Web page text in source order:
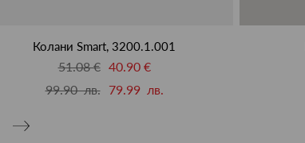
Колани Smart, 3200.1.001
51.08 € 40.90 €
99.90 лв.
79.99 лв.